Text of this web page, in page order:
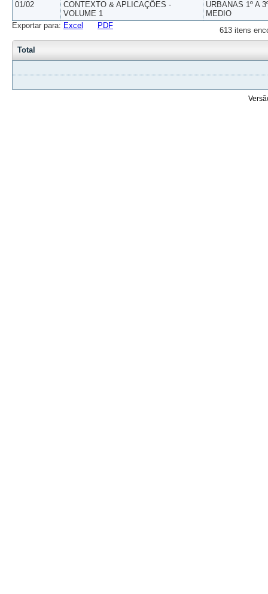
01/02
CONTEXTO & APLICAÇÕES -
VOLUME 1
URBANAS 1º A
MEDIO
613 itens
Exportar para: Excel PDF
Total